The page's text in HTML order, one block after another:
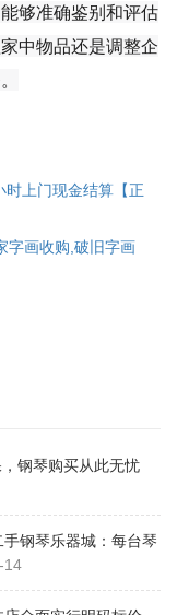
够准确鉴别和评估
中物品还是调整企
上门现金结算【正
字画收购,破旧字画
钢琴购买从此无忧
钢琴乐器城：每台琴
14